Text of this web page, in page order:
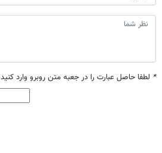
* لطفا حاصل عبارت را در جعبه متن روبرو وارد کنید